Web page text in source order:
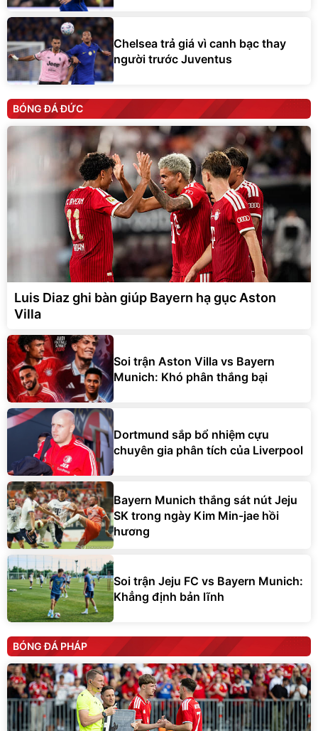
Chelsea trả giá vì canh bạc thay
người trước Juventus
BÓNG ĐÁ ĐỨC
Luis Diaz ghi bàn giúp Bayern hạ gục Aston
Villa
Soi trận Aston Villa vs Bayern
Munich: Khó phân thắng bại
Dortmund sắp bổ nhiệm cựu
chuyên gia phân tích của Liverpool
Bayern Munich thắng sát nút Jeju
SK trong ngày Kim Min-jae hồi
hương
Soi trận Jeju FC vs Bayern Munich:
Khẳng định bản lĩnh
BÓNG ĐÁ PHÁP